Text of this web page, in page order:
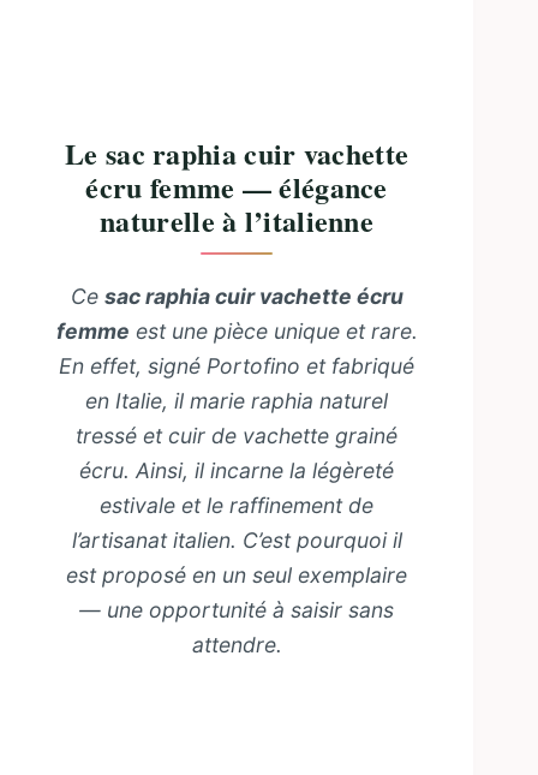
Le sac raphia cuir vachette
écru femme — élégance
naturelle à l’italienne
Ce sac raphia cuir vachette écru
femme est une pièce unique et rare.
En effet, signé Portofino et fabriqué
en Italie, il marie raphia naturel
tressé et cuir de vachette grainé
écru. Ainsi, il incarne la légèreté
estivale et le raffinement de
l’artisanat italien. C’est pourquoi il
est proposé en un seul exemplaire
— une opportunité à saisir sans
attendre.